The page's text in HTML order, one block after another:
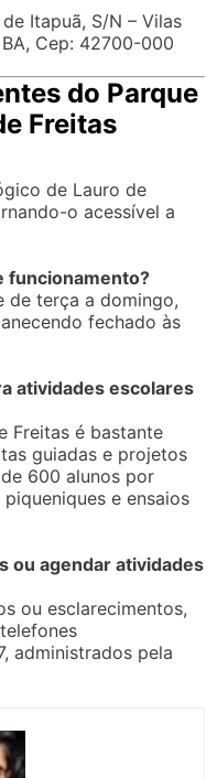
Itapuã, S/N – Vilas
Cep: 42700-000
do Parque
Freitas
de Lauro de
o acessível a
funcionamento?
de terça a domingo,
fechado às
atividades escolares
Freitas é bastante
guiadas e projetos
600 alunos por
e ensaios
ou agendar atividades
ou esclarecimentos,
administrados pela